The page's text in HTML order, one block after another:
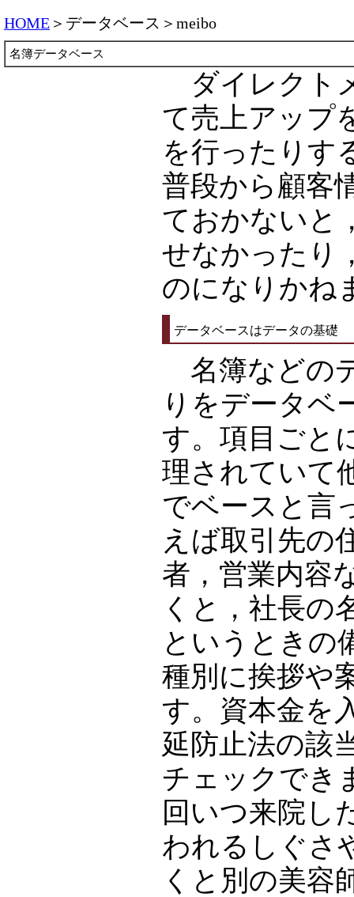
HOME ＞データベース＞meibo
名簿データベース
ダイレクト
て売上アップ
を行ったりす
普段から顧客
ておかないと
せなかったり
のになりかね
データベースはデータの基礎
名簿などの
りをデータベ
す。項目ごと
理されていて
でベースと言
えば取引先の
者，営業内容
くと，社長の
というときの
種別に挨拶や
す。資本金を
延防止法の該
チェックでき
回いつ来院し
われるしぐさ
くと別の美容